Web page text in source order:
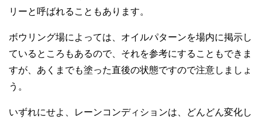
リーと呼ばれることもあります。
ボウリング場によっては、オイルパターンを場内に掲示し
ているところもあるので、それを参考にすることもできま
すが、あくまでも塗った直後の状態ですので注意しましょ
う。
いずれにせよ、レーンコンディションは、どんどん変化し